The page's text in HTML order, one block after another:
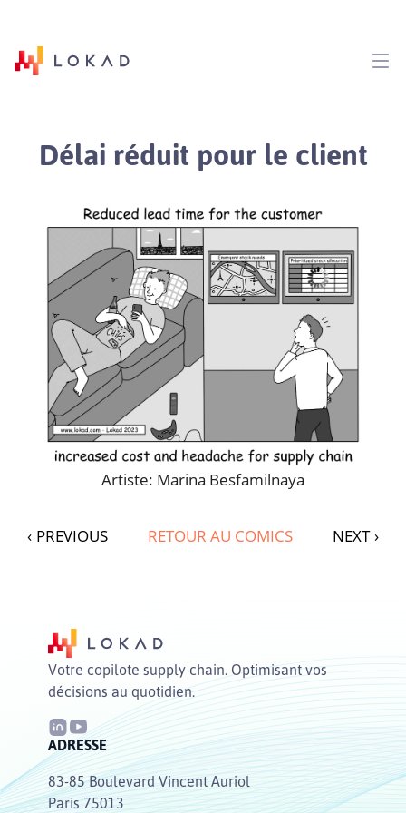
Délai réduit pour le client
Artiste: Marina Besfamilnaya
‹ PREVIOUS RETOUR AU COMICS NEXT ›
Votre copilote supply chain. Optimisant vos
décisions au quotidien.
ADRESSE
83-85 Boulevard Vincent Auriol
Paris 75013